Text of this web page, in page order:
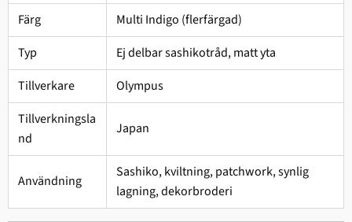
Färg
Multi Indigo (flerfärgad)
Typ
Ej delbar sashikotråd, matt yta
Tillverkare
Olympus
Tillverkningsla
nd
Japan
Användning
Sashiko, kviltning, patchwork, synlig
lagning, dekorbroderi